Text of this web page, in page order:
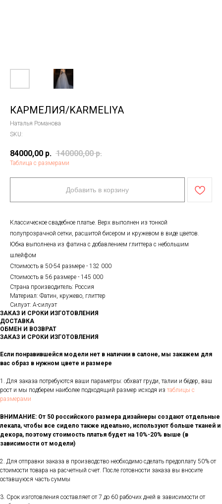
КАРМЕЛИЯ/KARMELIYA
Наталья Романова
SKU:
84000,00 р. 140000,00 р.
Таблица с размерами
Добавить в корзину
Классическое свадебное платье. Верх выполнен из тонкой
полупрозрачной сетки, расшитой бисером и кружевом в виде цветов.
Юбка выполнена из фатина с добавлением глиттера с небольшим
шлейфом
Стоимость в 50-54 размере - 132 000
Стоимость в 56 размере - 145 000
Страна производитель: Россия
Материал: Фатин, кружево, глиттер
Силуэт: А-силуэт
ЗАКАЗ И СРОКИ ИЗГОТОВЛЕНИЯ
ДОСТАВКА
ОБМЕН И ВОЗВРАТ
ЗАКАЗ И СРОКИ ИЗГОТОВЛЕНИЯ
Если понравившейся модели нет в наличии в салоне, мы закажем для
вас образ в нужном цвете и размере
1. Для заказа потребуются ваши параметры: обхват груди, талии и бёдер, ваш
рост и мы подберем наиболее подходящий размер исходя из таблицы с
размерами
ВНИМАНИЕ: От 50 российского размера дизайнеры создают отдельные
лекала, чтобы все сидело также идеально, используют больше тканей и
декора, поэтому стоимость платья будет на 10%-20% выше (в
зависимости от модели)
2. Для отправки заказа в производство необходимо сделать предоплату 50% от
стоимости товара на расчетный счет. После готовности заказа вы вносите
оставшуюся часть суммы
3. Срок изготовления составляет от 7 до 60 рабочих дней в зависимости от